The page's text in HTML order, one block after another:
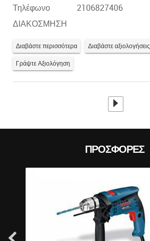
Τηλέφωνο
2106827406
ΔΙΑΚΟΣΜΗΣΗ
Διαβάστε περισσότερα Διαβάστε αξιολογήσεις
Γράψτε Αξιολόγηση
ΠΡΟΣΦΟΡΈΣ